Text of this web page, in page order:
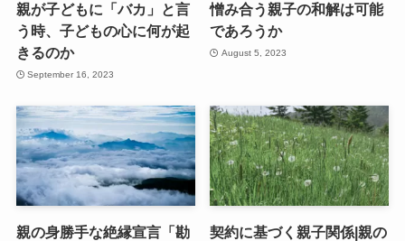
親が子どもに「バカ」と言
う時、子どもの心に何が起
きるのか
September 16, 2023
憎み合う親子の和解は可能
であろうか
August 5, 2023
親の身勝手な絶縁宣言「勘
契約に基づく親子関係|親の